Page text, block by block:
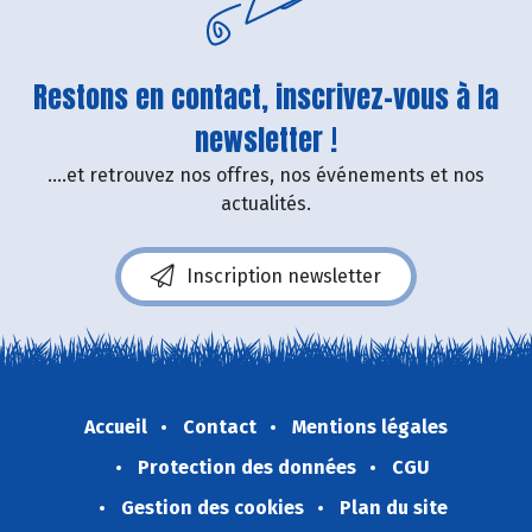
Restons en contact, inscrivez-vous à la
newsletter !
....et retrouvez nos offres, nos événements et nos
actualités.
Inscription newsletter
Accueil Contact
Mentions légales
Protection des données
CGU
Gestion des cookies
Plan du site